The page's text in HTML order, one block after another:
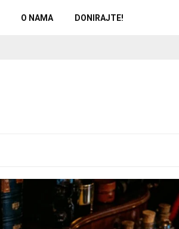
O NAMA DONIRAJTE!